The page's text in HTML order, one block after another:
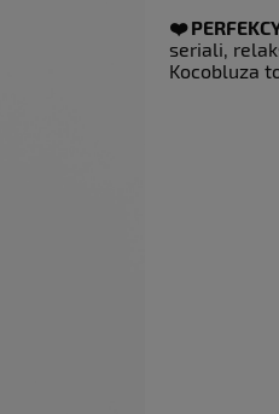
❤️
seriali,
Kocobluza